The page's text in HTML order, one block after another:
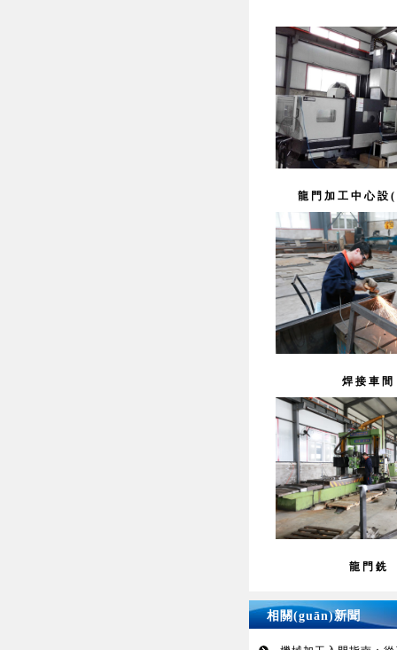
龍門加工中心
焊接車間
龍門銑
相關(guān)新聞